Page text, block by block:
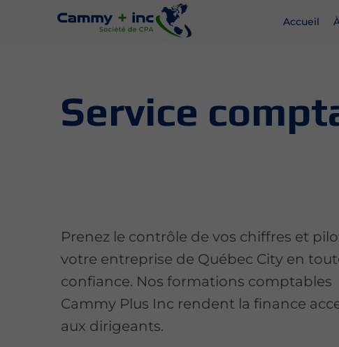
Accueil
Service
Prenez le contrôle de vos chiffres et
votre entreprise de Québec City en
confiance. Nos formations comptables
Cammy Plus Inc rendent la finance
aux dirigeants.